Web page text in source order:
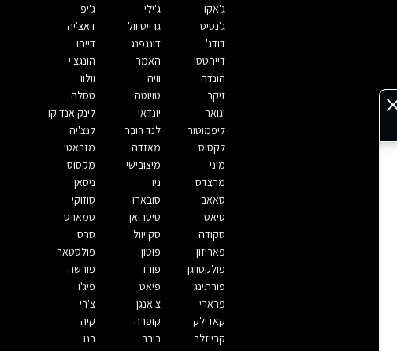
ג'אקו
ג'ילי
ג'יפ
ג'נסיס
גרייט וול
דאצ'יה
דודג'
דונגפנג
דייהו
דייהטסו
האמר
הונגצ'י
הונדה
וויה
וולוו
זיקר
טויוטה
טסלה
יגואר
יונדאי
לינק אנד קו
ליפמוטור
לנד רובר
לנצ'יה
לקסוס
מאזדה
מזראטי
מיני
מיצובישי
מקסוס
מרצדס
ניו
ניסאן
סאאב
סובארו
סוזוקי
סיאט
סיטרואן
סמארט
סקודה
סקייוול
סרס
פאריזון
פוטון
פולסטאר
פולקסווגן
פורד
פורשה
פורתינג
פיאט
פיג'ו
פרארי
צ'אנגן
צ'רי
קאדילק
קופרה
קיה
קרייזלר
רובר
רנו